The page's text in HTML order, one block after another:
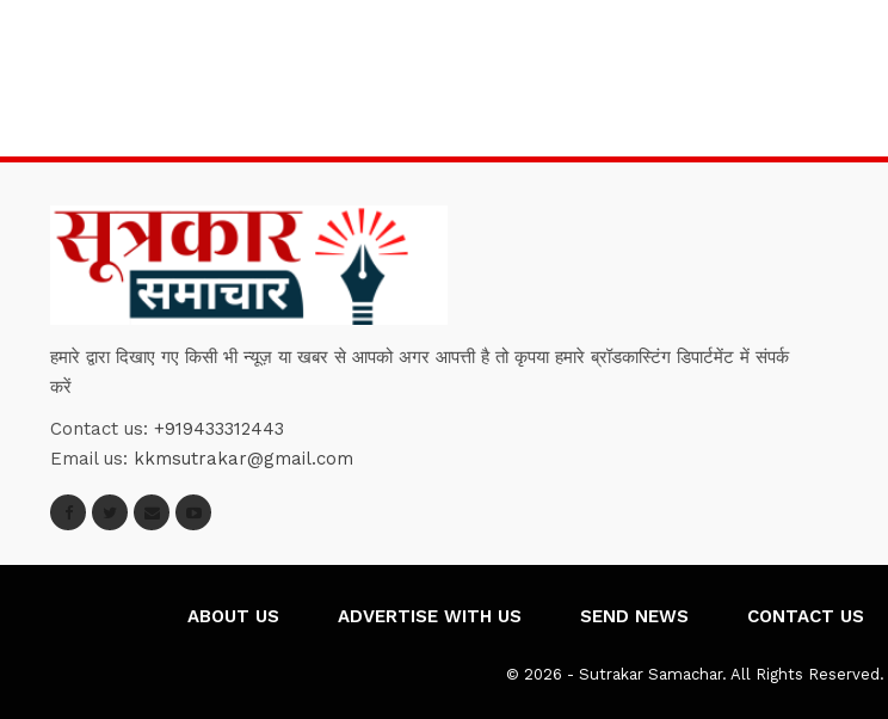
हमारे द्वारा दिखाए गए किसी भी न्यूज़ या खबर से आपको अगर आपत्ती है तो कृपया हमारे ब्रॉडकास्टिंग डिपार्टमेंट में संपर्क
करें
Contact us: +919433312443
Email us: kkmsutrakar@gmail.com
ABOUT US ADVERTISE WITH US SEND NEWS CONTACT US
© 2026 - Sutrakar Samachar. All Rights Reserved.